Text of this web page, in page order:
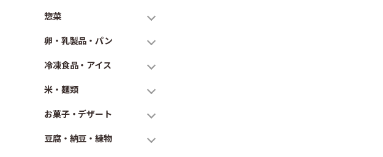
惣菜
卵・乳製品・パン
冷凍食品・アイス
米・麺類
お菓子・デザート
豆腐・納豆・練物